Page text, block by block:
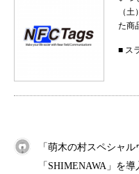
（
た商
■ ス
「萌木の村スペシャ
「SHIMENAWA」を導